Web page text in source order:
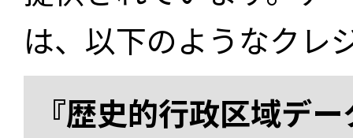
は、以下のようなクレ
『歴史的行政区域デ